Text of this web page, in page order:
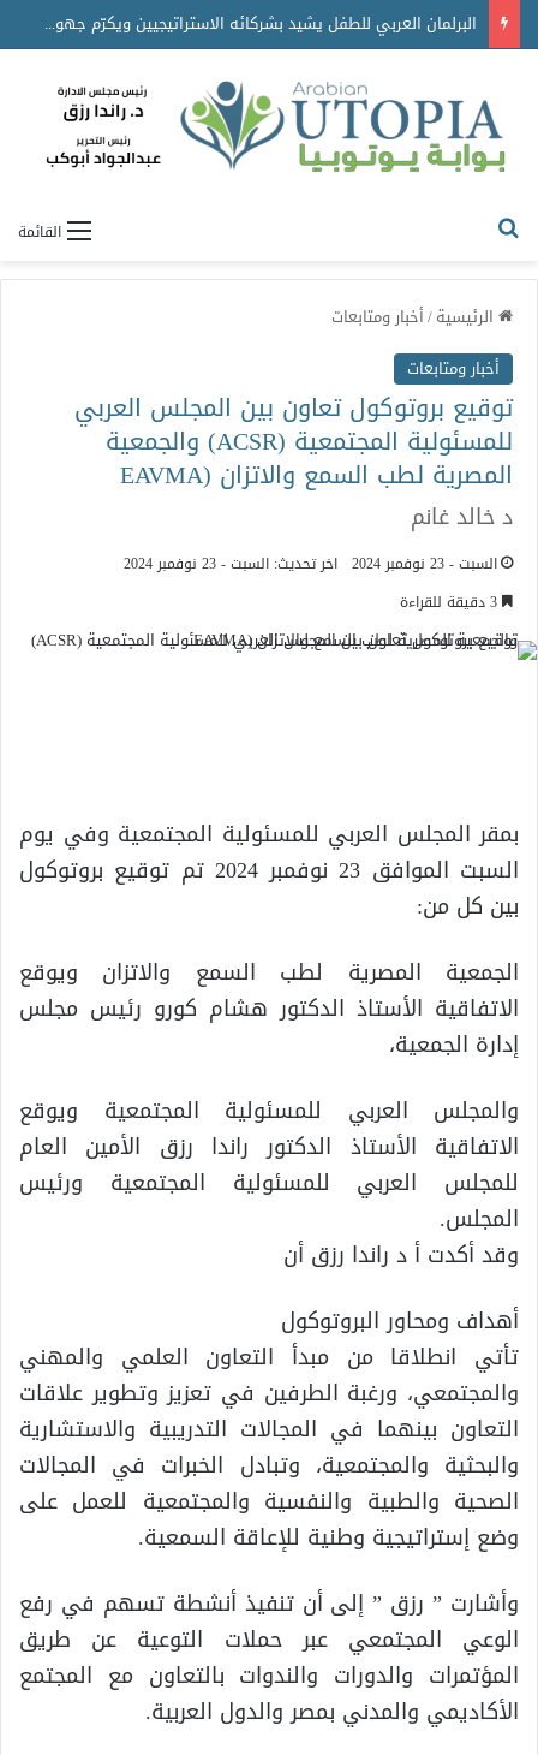
البرلمان العربي للطفل يشيد بشركائه الاستراتيجيين ويكرّم جهودهم في دعم برامجه ومبادراته
القائمة
الرئيسية/أخبار ومتابعات
أخبار ومتابعات
توقيع بروتوكول تعاون بين المجلس العربي
للمسئولية المجتمعية (ACSR) والجمعية
المصرية لطب السمع والاتزان (EAVMA
د خالد غانم
السبت - 23 نوفمبر 2024
اخر تحديث: السبت - 23 نوفمبر 2024
بمقر المجلس العربي للمسئولية المجتمعية وفي يوم
السبت الموافق 23 نوفمبر 2024 تم توقيع بروتوكول
بين كل من:
الجمعية المصرية لطب السمع والاتزان ويوقع
الاتفاقية الأستاذ الدكتور هشام كورو رئيس مجلس
إدارة الجمعية،
والمجلس العربي للمسئولية المجتمعية ويوقع
الاتفاقية الأستاذ الدكتور راندا رزق الأمين العام
للمجلس العربي للمسئولية المجتمعية ورئيس
المجلس.
وقد أكدت أ د راندا رزق أن
أهداف ومحاور البروتوكول
تأتي انطلاقا من مبدأ التعاون العلمي والمهني
والمجتمعي، ورغبة الطرفين في تعزيز وتطوير علاقات
التعاون بينهما في المجالات التدريبية والاستشارية
والبحثية والمجتمعية، وتبادل الخبرات في المجالات
الصحية والطبية والنفسية والمجتمعية للعمل على
وضع إستراتيجية وطنية للإعاقة السمعية.
وأشارت ” رزق ” إلى أن تنفيذ أنشطة تسهم في رفع
الوعي المجتمعي عبر حملات التوعية عن طريق
المؤتمرات والدورات والندوات بالتعاون مع المجتمع
الأكاديمي والمدني بمصر والدول العربية.